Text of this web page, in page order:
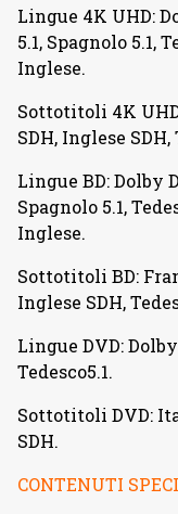
Lingue 4K UHD:
5.1, Spagnolo 5.1,
Inglese.
Sottotitoli 4K
SDH, Inglese SDH,
Lingue BD: Dolby
Spagnolo 5.1,
Inglese.
Sottotitoli BD:
Inglese SDH,
Lingue DVD:
Tedesco5.1.
Sottotitoli DVD:
SDH.
CONTENUTI